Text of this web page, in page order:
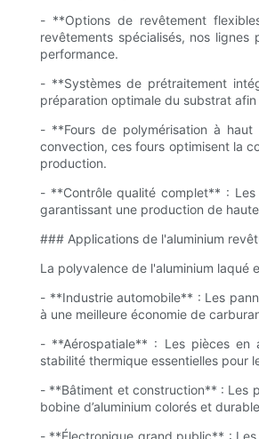
- **Options de revêtement
revêtements spécialisés, nos
performance.
- **Systèmes de prétraitement
préparation optimale du substrat
- **Fours de polymérisation à
convection, ces fours optimisent la
production.
- **Contrôle qualité complet** : Les
garantissant une production de
### Applications de l'aluminium
La polyvalence de l'aluminium laqué
- **Industrie automobile** : Les
à une meilleure économie de
- **Aérospatiale** : Les pièces en
stabilité thermique essentielles pour
- **Bâtiment et construction** : Les
bobine d’aluminium colorés et
- **Électronique grand public** :